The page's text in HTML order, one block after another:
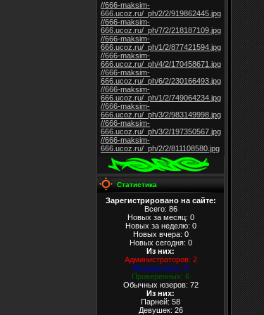
//666-maksim-
666.ucoz.ru/_ph/2/2/919862445.jpg
//666-maksim-
666.ucoz.ru/_ph/7/2/218187109.jpg
//666-maksim-
666.ucoz.ru/_ph/1/2/877421594.jpg
//666-maksim-
666.ucoz.ru/_ph/4/2/170458671.jpg
//666-maksim-
666.ucoz.ru/_ph/6/2/230166493.jpg
//666-maksim-
666.ucoz.ru/_ph/1/2/749064234.jpg
//666-maksim-
666.ucoz.ru/_ph/3/2/983149998.jpg
//666-maksim-
666.ucoz.ru/_ph/3/2/197350567.jpg
//666-maksim-
666.ucoz.ru/_ph/2/2/811108580.jpg
Статистика
Зарегистрировано на сайте:
Всего: 86
Новых за месяц: 0
Новых за неделю: 0
Новых вчера: 0
Новых сегодня: 0
Из них:
Администраторов: 2
Модераторов: 5
Проверенных: 6
Обычных юзеров: 72
Из них:
Парней: 58
Девушек: 26